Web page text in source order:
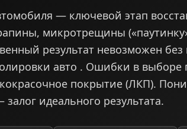
— ключевой этап
микротрещины
результат невозможен
авто . Ошибки в выборе
покрытие (ЛКП).
идеального результата.